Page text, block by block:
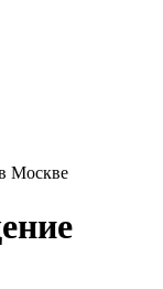
Москве